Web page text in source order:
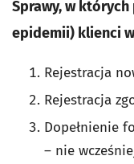
Sprawy, w
epidemii) klienci w
Rejestracja
Rejestracja
Dopełnienie
– nie